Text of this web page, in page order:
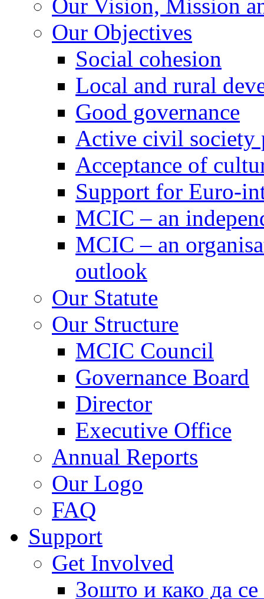
Our Vision, Mission
Our Objectives
Social cohesion
Local and rural
Good governance
Active civil society
Acceptance of
Support for Euro-
MCIC – an
MCIC – an
outlook
Our Statute
Our Structure
MCIC Council
Governance Board
Director
Executive Office
Annual Reports
Our Logo
FAQ
Support
Get Involved
Зошто и како да